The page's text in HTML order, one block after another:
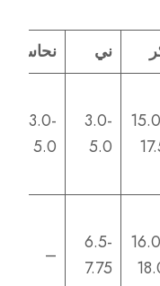
ني
نحاس
3.0-
5.0
3.0-
5.0
6.5-
7.75
–